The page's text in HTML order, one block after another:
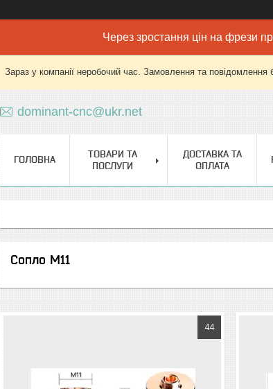
Через зростання цін на фрези
Зараз у компанії неробочий час. Замовлення та
dominant-cnc@ukr.net
ГОЛОВНА
ТОВАРИ ТА
ПОСЛУГИ
ДОСТАВКА ТА
ОПЛАТА
Сопло М11
44